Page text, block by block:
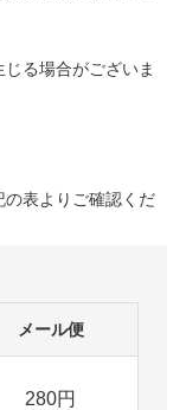
る場合がございま
表よりご確認くだ
メール便
280円